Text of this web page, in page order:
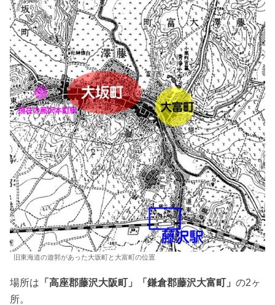
旧東海道の遊郭があった大坂町と大富町の位置
場所は 「高座郡藤沢大阪町」「鎌倉郡藤沢大富町」 の2ヶ
所。